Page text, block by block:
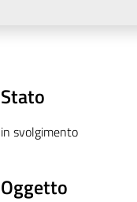
Stato
in svolgimento
Oggetto